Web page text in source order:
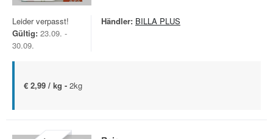
Leider verpasst!
Gültig: 23.09. -
30.09.
Händler: BILLA PLUS
€ 2,99 / kg - 2kg